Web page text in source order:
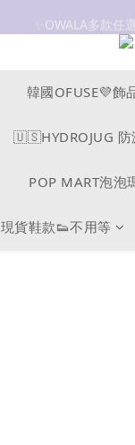
抗UV 50+防曬
✨OWALA多款任
抗UV 50+防曬
韓國OFUSE💜飾
🇺🇸HYDROJUG 防
POP MART泡泡
現貨鞋款👟不用等